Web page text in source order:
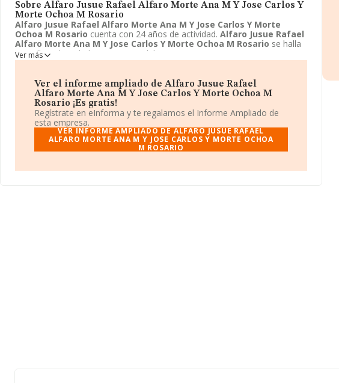
Sobre Alfaro Jusue Rafael Alfaro Morte Ana M Y Jose Carlos Y
Morte Ochoa M Rosario
Alfaro Jusue Rafael Alfaro Morte Ana M Y Jose Carlos Y Morte
Ochoa M Rosario cuenta con 24 años de actividad. Alfaro Jusue Rafael
Alfaro Morte Ana M Y Jose Carlos Y Morte Ochoa M Rosario se halla
en Calle vial Madrid, 16 - PAR, Tudela, Navarra. La empresa enmarca su
principal actividad CNAE como 6820 - Alquiler de bienes inmobiliarios por
Y Morte Ochoa M Rosariotoma la forma jurídica de Comunidad de
bienes.
Ver más
Ver el informe ampliado de Alfaro Jusue Rafael
Alfaro Morte Ana M Y Jose Carlos Y Morte Ochoa M
Rosario ¡Es gratis!
Regístrate en eInforma y te regalamos el Informe Ampliado de
esta empresa.
VER INFORME AMPLIADO DE ALFARO JUSUE RAFAEL
ALFARO MORTE ANA M Y JOSE CARLOS Y MORTE OCHOA
M ROSARIO